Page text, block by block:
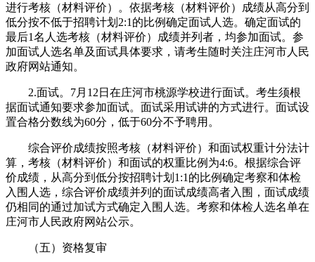
进行考核（材料评价）。依据考核（材料评价）成绩从高分到
低分按不低于招聘计划2:1的比例确定面试人选。确定面试的
最后1名人选考核（材料评价）成绩并列者，均参加面试。参
加面试人选名单及面试具体要求，请考生随时关注庄河市人民
政府网站通知。
2.面试。7月12日在庄河市桃源学校进行面试。考生须根
据面试通知要求参加面试。面试采用试讲的方式进行。面试设
置合格分数线为60分，低于60分不予聘用。
综合评价成绩按照考核（材料评价）和面试权重计分法计
算，考核（材料评价）和面试的权重比例为4:6。根据综合评
价成绩，从高分到低分按招聘计划1:1的比例确定考察和体检
入围人选，综合评价成绩并列的面试成绩高者入围，面试成绩
仍相同的通过加试方式确定入围人选。考察和体检人选名单在
庄河市人民政府网站公示。
（五）资格复审